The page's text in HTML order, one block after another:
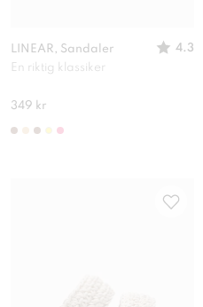
LINEAR, Sandaler
4.3
En riktig klassiker
349 kr